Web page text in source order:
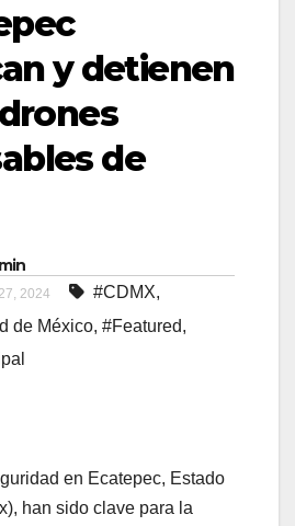
y detienen
de
2024 #CDMX,
de México, #Featured,
en Ecatepec, Estado
han sido clave para la